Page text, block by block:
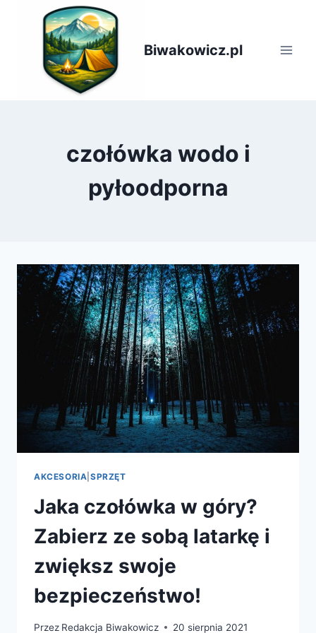
Biwakowicz.pl
czołówka wodo i
pyłoodporna
AKCESORIA SPRZĘT
Jaka czołówka w góry?
Zabierz ze sobą latarkę i
zwiększ swoje
bezpieczeństwo!
Przez Redakcja Biwakowicz 20 sierpnia 2021